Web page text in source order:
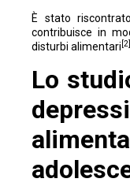
È stato
contribuisce in
disturbi alimentari [2]
Lo